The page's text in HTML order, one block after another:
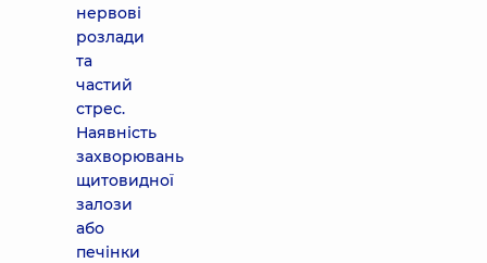
нервові
розлади
та
частий
стрес.
Наявність
захворювань
щитовидної
залози
або
печінки